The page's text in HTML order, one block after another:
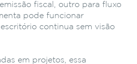
fiscal, outro para fluxo
pode funcionar
continua sem visão
em projetos, essa